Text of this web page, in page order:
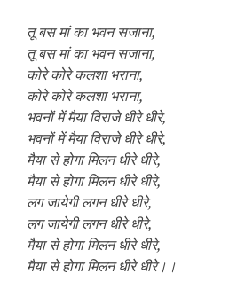
तू बस मां का भवन सजाना,
तू बस मां का भवन सजाना,
कोरे कोरे कलशा भराना,
कोरे कोरे कलशा भराना,
भवनों में मैया विराजे धीरे धीरे,
भवनों में मैया विराजे धीरे धीरे,
मैया से होगा मिलन धीरे धीरे,
मैया से होगा मिलन धीरे धीरे,
लग जायेगी लगन धीरे धीरे,
लग जायेगी लगन धीरे धीरे,
मैया से होगा मिलन धीरे धीरे,
मैया से होगा मिलन धीरे धीरे।।